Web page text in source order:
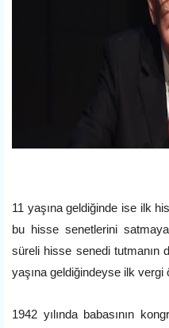
11 yaşına geldiğinde ise ilk
bu hisse senetlerini
süreli hisse senedi tutmanın
yaşına geldiğindeyse ilk
1942 yılında babasının